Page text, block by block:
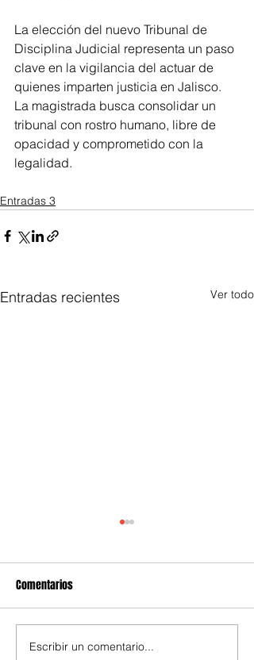
La elección del nuevo Tribunal de
Disciplina Judicial representa un paso
clave en la vigilancia del actuar de
quienes imparten justicia en Jalisco.
La magistrada busca consolidar un
tribunal con rostro humano, libre de
opacidad y comprometido con la
legalidad.
Entradas 3
Entradas recientes Ver todo
SSC y FGJ Edomex capturan a
Comentarios
Escribir un comentario...